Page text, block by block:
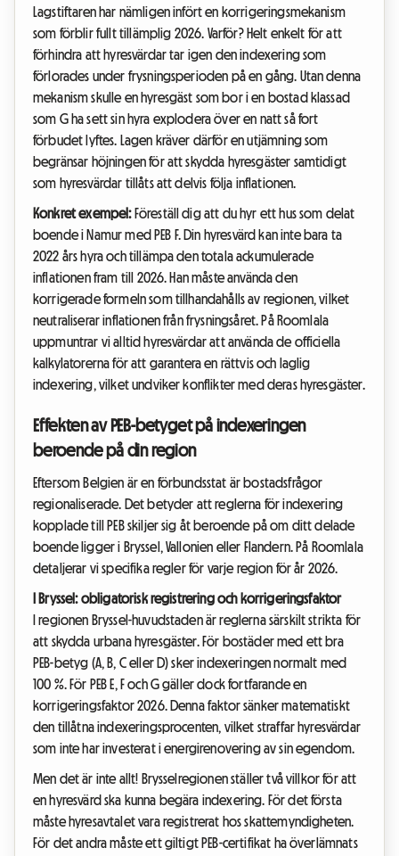
Lagstiftaren har nämligen infört en korrigeringsmekanism
som förblir fullt tillämplig 2026. Varför? Helt enkelt för att
förhindra att hyresvärdar tar igen den indexering som
förlorades under frysningsperioden på en gång. Utan denna
mekanism skulle en hyresgäst som bor i en bostad klassad
som G ha sett sin hyra explodera över en natt så fort
förbudet lyftes. Lagen kräver därför en utjämning som
begränsar höjningen för att skydda hyresgäster samtidigt
som hyresvärdar tillåts att delvis följa inflationen.
Konkret exempel:Föreställ dig att du hyr ett hus som delat
boende i Namur med PEB F. Din hyresvärd kan inte bara ta
2022 års hyra och tillämpa den totala ackumulerade
inflationen fram till 2026. Han måste använda den
korrigerade formeln som tillhandahålls av regionen, vilket
neutraliserar inflationen från frysningsåret. På Roomlala
uppmuntrar vi alltid hyresvärdar att använda de officiella
kalkylatorerna för att garantera en rättvis och laglig
indexering, vilket undviker konflikter med deras hyresgäster.
Effekten av PEB-betyget på indexeringen
beroende på din region
Eftersom Belgien är en förbundsstat är bostadsfrågor
regionaliserade. Det betyder att reglerna för indexering
kopplade till PEB skiljer sig åt beroende på om ditt delade
boende ligger i Bryssel, Vallonien eller Flandern. På Roomlala
detaljerar vi specifika regler för varje region för år 2026.
I Bryssel: obligatorisk registrering och korrigeringsfaktor
I regionen Bryssel-huvudstaden är reglerna särskilt strikta för
att skydda urbana hyresgäster. För bostäder med ett bra
PEB-betyg (A, B, C eller D) sker indexeringen normalt med
100 %. För PEB E, F och G gäller dock fortfarande en
korrigeringsfaktor 2026. Denna faktor sänker matematiskt
den tillåtna indexeringsprocenten, vilket straffar hyresvärdar
som inte har investerat i energirenovering av sin egendom.
Men det är inte allt! Brysselregionen ställer två villkor för att
en hyresvärd ska kunna begära indexering. För det första
måste hyresavtalet vara registrerat hos skattemyndigheten.
För det andra måste ett giltigt PEB-certifikat ha överlämnats